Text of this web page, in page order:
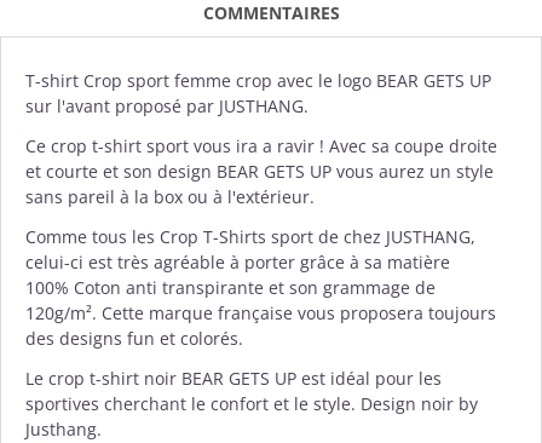
COMMENTAIRES
T-shirt Crop sport femme crop avec le logo BEAR GETS UP
sur l'avant proposé par JUSTHANG.
Ce crop t-shirt sport vous ira a ravir ! Avec sa coupe droite
et courte et son design BEAR GETS UP vous aurez un style
sans pareil à la box ou à l'extérieur.
Comme tous les Crop T-Shirts sport de chez JUSTHANG,
celui-ci est très agréable à porter grâce à sa matière
100% Coton anti transpirante et son grammage de
120g/m². Cette marque française vous proposera toujours
des designs fun et colorés.
Le crop t-shirt noir BEAR GETS UP est idéal pour les
sportives cherchant le confort et le style. Design noir by
Justhang.